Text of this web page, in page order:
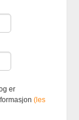
er
(les